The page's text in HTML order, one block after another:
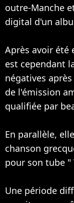
outre-Manche
digital d'un
Après avoir été
est cependant
négatives
de l'émission
qualifiée par
En parallèle,
chanson
pour son tube "
Une période